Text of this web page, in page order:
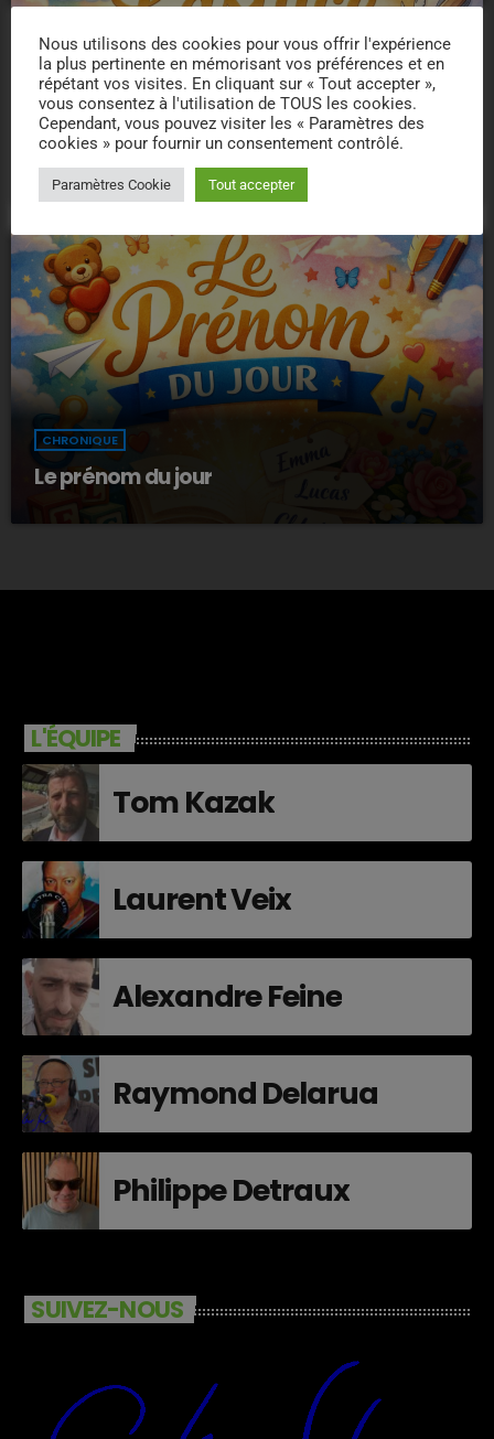
L’astuce pratique
CHRONIQUE
Le prénom du jour
L'ÉQUIPE
Tom Kazak
Laurent Veix
Alexandre Feine
Raymond Delarua
Philippe Detraux
SUIVEZ-NOUS
Nous utilisons des cookies pour vous offrir l'expérience
la plus pertinente en mémorisant vos préférences et en
répétant vos visites. En cliquant sur « Tout accepter »,
vous consentez à l'utilisation de TOUS les cookies.
Cependant, vous pouvez visiter les « Paramètres des
cookies » pour fournir un consentement contrôlé.
Paramètres Cookie Tout accepter